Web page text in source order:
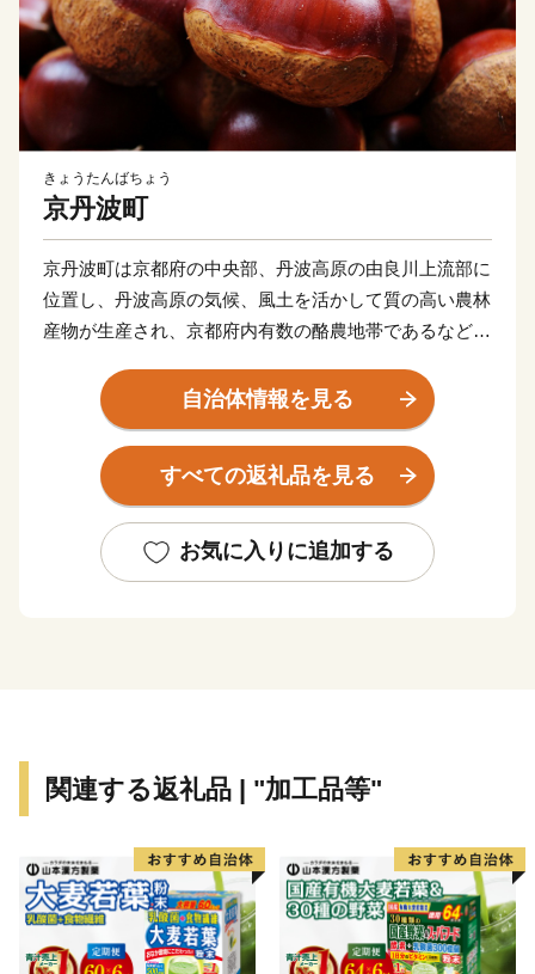
きょうたんばちょう
京丹波町
京丹波町は京都府の中央部、丹波高原の由良川上流部に
位置し、丹波高原の気候、風土を活かして質の高い農林
産物が生産され、京都府内有数の酪農地帯であるなど、
四季折々にその姿を美しく変える「琴滝」、丹波高原の
雄峰「長老ヶ岳」などの景勝地があり、特に紅葉シーズ
ンには多くの観光客でにぎわいます。
★ABCテレビのニュース情報番組「news おかえり」
ました！
👉丹波ワイン
★ほかにも魅力的な返礼品がたくさん‼
自治体情報を見る
すべての返礼品を見る
お気に入りに追加する
関連する返礼品 | "加工品等"